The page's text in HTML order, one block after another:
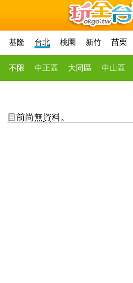
基隆 台北 桃園 新竹 苗栗
不限 中正區 大同區 中山區
目前尚無資料。